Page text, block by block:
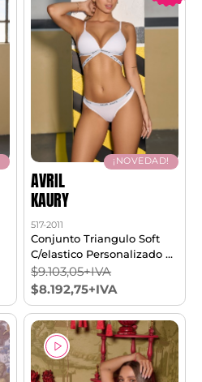
¡NOVEDAD!
AVRIL
KAURY
517-2011
Conjunto Triangulo Soft
C/elastico Personalizado Y
Less T85/100
$9.103,05+IVA
$8.192,75+IVA